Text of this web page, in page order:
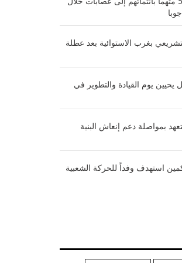
الشرطة تعتقل 54 متهماً بانتمائهم إلى عصابات خلال
بغرب الاستوائية بعد عطلة
يحيين يوم القيادة والتطوير في
يتعهد بمواصلة دعم إنعاش البنية
استهدف وفداً للحركة الشعبية